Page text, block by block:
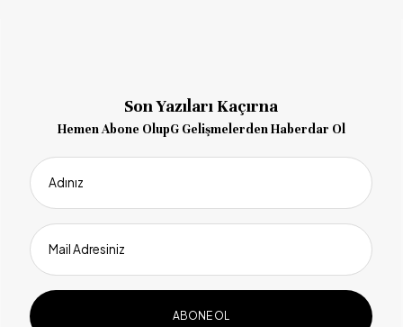
Son Yazıları Kaçırna
Hemen Abone OlupG Gelişmelerden Haberdar Ol
Adınız
Mail Adresiniz